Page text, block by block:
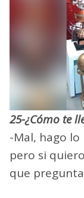
25-¿Cómo te
-Mal, hago lo
pero si
que